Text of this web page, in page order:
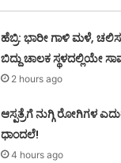
ಹೆಬ್ರಿ: ಭಾರೀ ಗಾಳಿ ಮಳೆ,
ಬಿದ್ದು ಚಾಲಕ ಸ್ಥಳದಲ್ಲಿಯೇ
2 hours ago
ಆಸ್ಪತ್ರೆಗೆ ನುಗ್ಗಿ ರೋಗಿಗಳ
ಧಾಂದಲೆ!
4 hours ago